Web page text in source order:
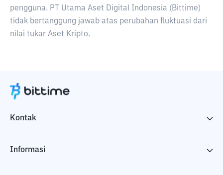
pengguna. PT Utama Aset Digital Indonesia (Bittime)
tidak bertanggung jawab atas perubahan fluktuasi dari
nilai tukar Aset Kripto.
Kontak
Informasi